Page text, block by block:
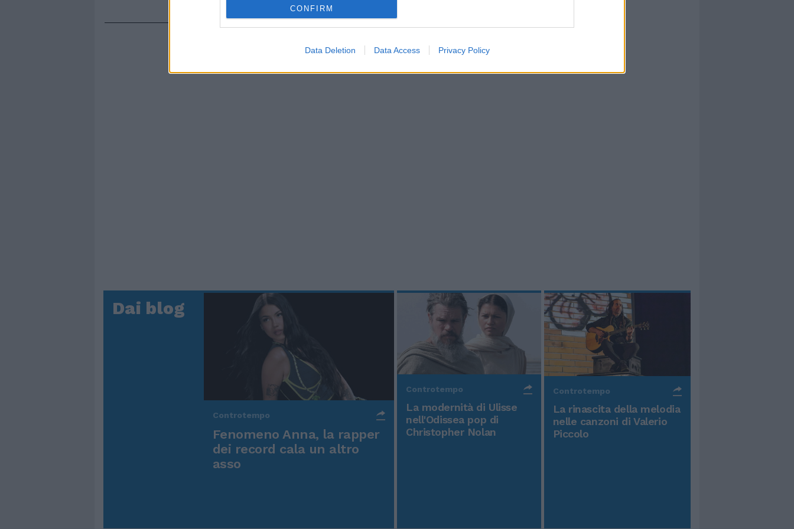
CONFIRM
Data Deletion Data Access Privacy Policy
Dai blog
Controtempo
Fenomeno Anna, la rapper
dei record cala un altro
asso
Controtempo
La modernità di Ulisse
nell'Odissea pop di
Christopher Nolan
Controtempo
La rinascita della melodia
nelle canzoni di Valerio
Piccolo